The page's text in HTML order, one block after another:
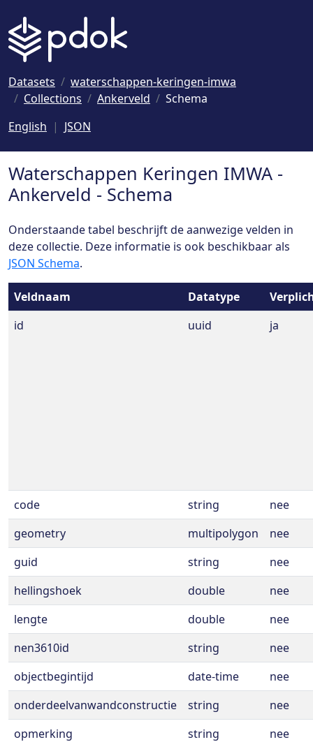
Datasets
waterschappen-keringen-imwa
Collections
Ankerveld
Schema
English
JSON
Waterschappen Keringen IMWA -
Ankerveld - Schema
Onderstaande tabel beschrijft de aanwezige velden in
deze collectie. Deze informatie is ook beschikbaar als
JSON Schema.
Veldnaam Datatype
id
uuid ja
code string
nee
geometry
multipolygon
nee
guid
string
nee
hellingshoek
double
nee
lengte
double
nee
nen3610id
string
nee
objectbegintijd
date-time
nee
onderdeelvanwandconstructie
string
nee
opmerking
string
nee